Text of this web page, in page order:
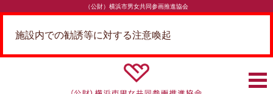
（公財）横浜市男女共同参画推進協会
施設内での勧誘等に対する注意喚起